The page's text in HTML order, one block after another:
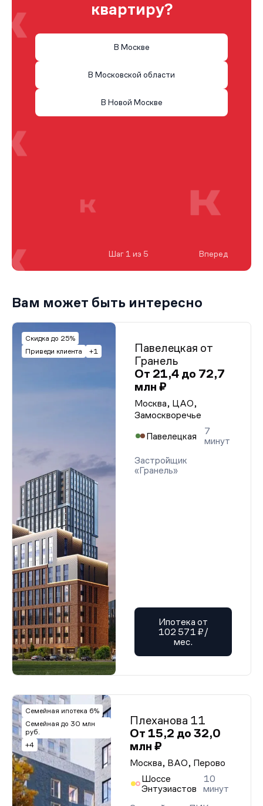
квартиру?
В Москве
В Московской области
В Новой Москве
Шаг 1 из 5 Вперед
Вам может быть интересно
Скидка до 25%
Приведи клиента
+1
Павелецкая от
Гранель
От 21,4 до 72,7
млн ₽
Москва, ЦАО,
Замоскворечье
Павелецкая
7
минут
Застройщик
«Гранель»
Ипотека от
102 571 ₽/
мес.
Семейная ипотека 6%
Семейная до 30 млн
руб.
+4
Плеханова 11
От 15,2 до 32,0
млн ₽
Москва, ВАО, Перово
Шоссе
Энтузиастов
10
минут